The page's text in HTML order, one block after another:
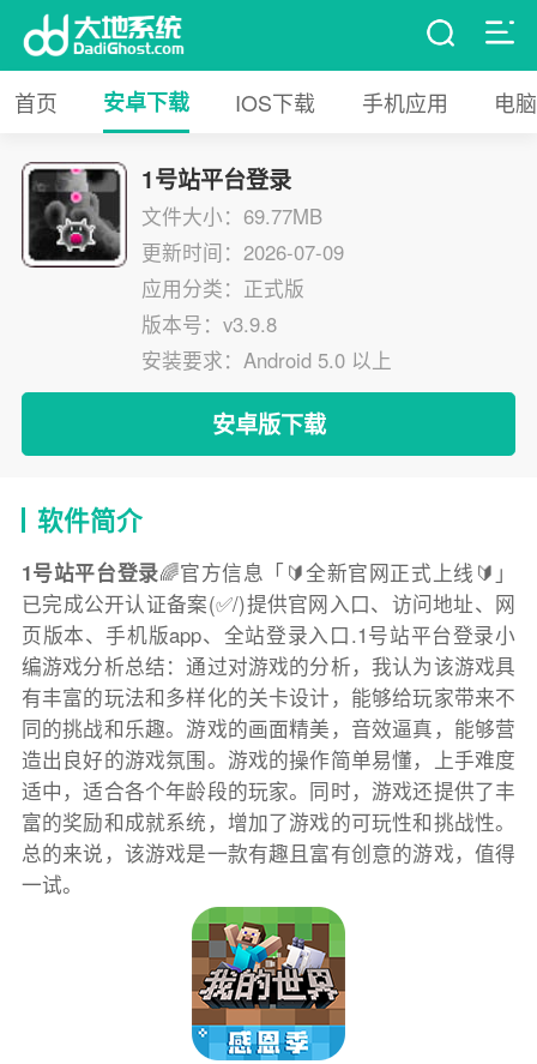
首页 安卓下载 IOS下载 手机应用 电
1号站平台登录
文件大小：69.77MB
更新时间：2026-07-09
应用分类：正式版
版本号：v3.9.8
安装要求：Android 5.0 以上
安卓版下载
软件简介
1号站平台登录🌈官方信息「🔰全新官网正式上线🔰」
已完成公开认证备案(✅/)提供官网入口、访问地址、网
页版本、手机版app、全站登录入口.1号站平台登录小
编游戏分析总结：通过对游戏的分析，我认为该游戏具
有丰富的玩法和多样化的关卡设计，能够给玩家带来不
同的挑战和乐趣。游戏的画面精美，音效逼真，能够营
造出良好的游戏氛围。游戏的操作简单易懂，上手难度
适中，适合各个年龄段的玩家。同时，游戏还提供了丰
富的奖励和成就系统，增加了游戏的可玩性和挑战性。
总的来说，该游戏是一款有趣且富有创意的游戏，值得
一试。